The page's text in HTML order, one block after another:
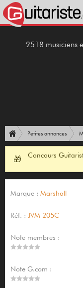
2518 musiciens
Petites annonces
🎁
Concours
Marque : Marshall
Réf. : JVM 205C
Note membres :
Note G.com :